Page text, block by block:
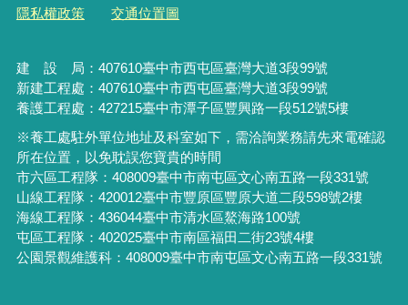
隱私權政策 交通位置圖
建 設 局： 407610臺中市西屯區臺灣大道3段99號
新建工程處：407610臺中市西屯區臺灣大道3段99號
養護工程處：427215臺中市潭子區豐興路一段512號5樓
※養工處駐外單位地址及科室如下，需洽詢業務請先來電確認
所在位置，以免耽誤您寶貴的時間
市六區工程隊：408009臺中市南屯區文心南五路一段331號
山線工程隊：420012臺中市豐原區豐原大道二段598號2樓
海線工程隊：436044臺中市清水區鰲海路100號
屯區工程隊：402025臺中市南區福田二街23號4樓
公園景觀維護科：408009臺中市南屯區文心南五路一段331號